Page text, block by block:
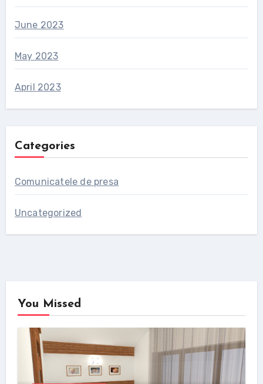
June 2023
May 2023
April 2023
Categories
Comunicatele de presa
Uncategorized
You Missed